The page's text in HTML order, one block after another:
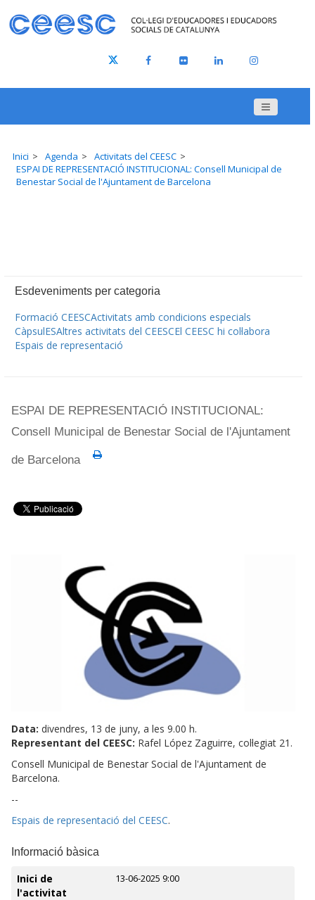
Inici Agenda
Activitats del CEESC
ESPAI DE REPRESENTACIÓ INSTITUCIONAL: Consell Municipal de
Benestar Social de l'Ajuntament de Barcelona
Esdeveniments per categoria
Formació CEESCActivitats amb condicions especials
CàpsulESAltres activitats del CEESCEl CEESC hi col·labora
Espais de representació
ESPAI DE REPRESENTACIÓ INSTITUCIONAL:
Consell Municipal de Benestar Social de l'Ajuntament
de Barcelona
Data: divendres, 13 de juny, a les 9.00 h.
Representant del CEESC: Rafel López Zaguirre, col·legiat 21.
Consell Municipal de Benestar Social de l'Ajuntament de
Barcelona.
--
Espais de representació del CEESC.
Informació bàsica
Inici de
l'activitat
13-06-2025 9:00